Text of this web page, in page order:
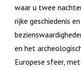
waar u twee
rijke geschiedenis
en het
Europese sfeer,